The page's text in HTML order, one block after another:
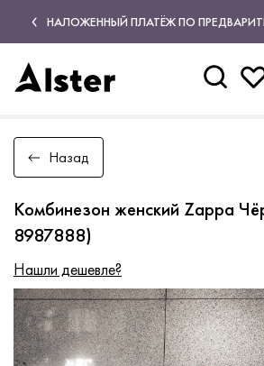
НАЛОЖЕННЫЙ ПЛАТЁЖ ПО
Назад
Комбинезон женский Zappa
8987888)
Нашли дешевле?